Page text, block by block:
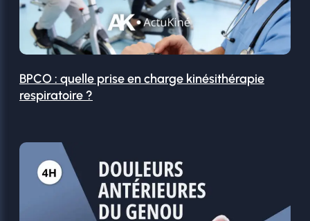
BPCO : quelle prise en charge kinésithérapie
respiratoire ?